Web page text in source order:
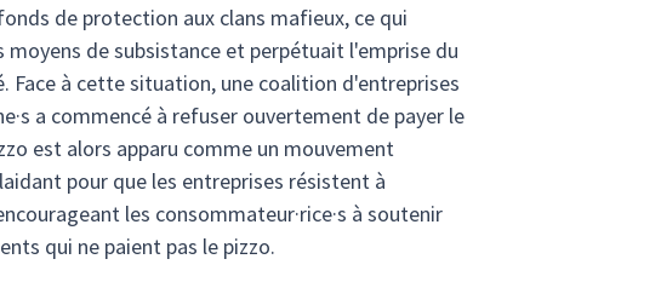
de protection aux clans mafieux, ce qui
moyens de subsistance et perpétuait l'emprise du
Face à cette situation, une coalition d'entreprises
a commencé à refuser ouvertement de payer le
est alors apparu comme un mouvement
pour que les entreprises résistent à
les consommateur·rice·s à soutenir
qui ne paient pas le pizzo.